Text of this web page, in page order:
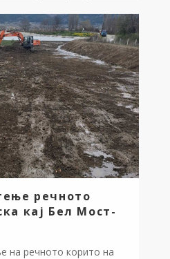
категорија IV – Парк на
ќе биде организирана на
со почеток во 11:00 –
речното
кај Бел Мост-
на речното корито на